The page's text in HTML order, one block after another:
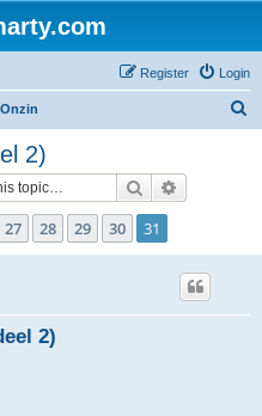
Login
Register
2)
Search
3127 28 29 30 31
2)